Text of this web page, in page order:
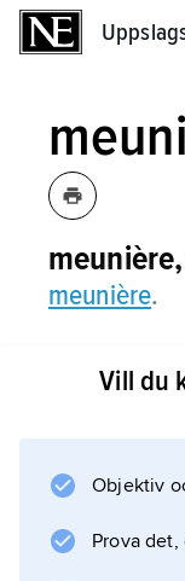
meunière,
meunière.
Vill du
Objektiv
Prova